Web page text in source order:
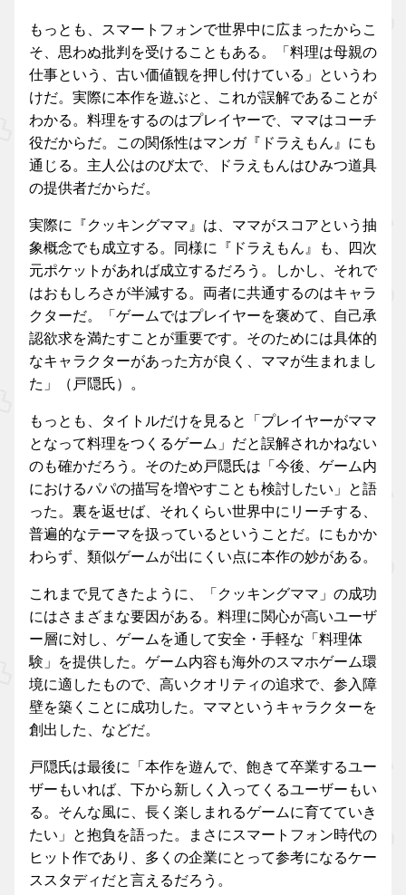
もっとも、スマートフォンで世界中に広まったからこ
そ、思わぬ批判を受けることもある。「料理は母親の
仕事という、古い価値観を押し付けている」というわ
けだ。実際に本作を遊ぶと、これが誤解であることが
わかる。料理をするのはプレイヤーで、ママはコーチ
役だからだ。この関係性はマンガ『ドラえもん』にも
通じる。主人公はのび太で、ドラえもんはひみつ道具
の提供者だからだ。
実際に『クッキングママ』は、ママがスコアという抽
象概念でも成立する。同様に『ドラえもん』も、四次
元ポケットがあれば成立するだろう。しかし、それで
はおもしろさが半減する。両者に共通するのはキャラ
クターだ。「ゲームではプレイヤーを褒めて、自己承
認欲求を満たすことが重要です。そのためには具体的
なキャラクターがあった方が良く、ママが生まれまし
た」（戸隠氏）。
もっとも、タイトルだけを見ると「プレイヤーがママ
となって料理をつくるゲーム」だと誤解されかねない
のも確かだろう。そのため戸隠氏は「今後、ゲーム内
におけるパパの描写を増やすことも検討したい」と語
った。裏を返せば、それくらい世界中にリーチする、
普遍的なテーマを扱っているということだ。にもかか
わらず、類似ゲームが出にくい点に本作の妙がある。
これまで見てきたように、「クッキングママ」の成功
にはさまざまな要因がある。料理に関心が高いユーザ
ー層に対し、ゲームを通して安全・手軽な「料理体
験」を提供した。ゲーム内容も海外のスマホゲーム環
境に適したもので、高いクオリティの追求で、参入障
壁を築くことに成功した。ママというキャラクターを
創出した、などだ。
戸隠氏は最後に「本作を遊んで、飽きて卒業するユー
ザーもいれば、下から新しく入ってくるユーザーもい
る。そんな風に、長く楽しまれるゲームに育てていき
たい」と抱負を語った。まさにスマートフォン時代の
ヒット作であり、多くの企業にとって参考になるケー
ススタディだと言えるだろう。